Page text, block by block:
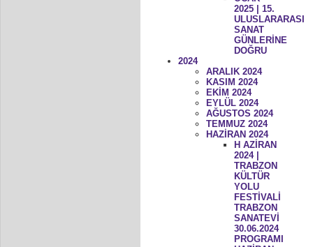
2025 | 15.
ULUSLARARASI
SANAT
GÜNLERİNE
DOĞRU
2024
ARALIK 2024
KASIM 2024
EKİM 2024
EYLÜL 2024
AĞUSTOS 2024
TEMMUZ 2024
HAZİRAN 2024
H AZİRAN
2024 |
TRABZON
KÜLTÜR
YOLU
FESTİVALİ
TRABZON
SANATEVİ
30.06.2024
PROGRAMI